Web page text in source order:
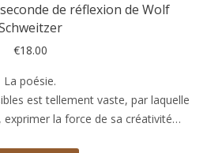
de réflexion de Wolf
€18.00
La poésie.
est tellement vaste, par laquelle
exprimer la force de sa créativité…